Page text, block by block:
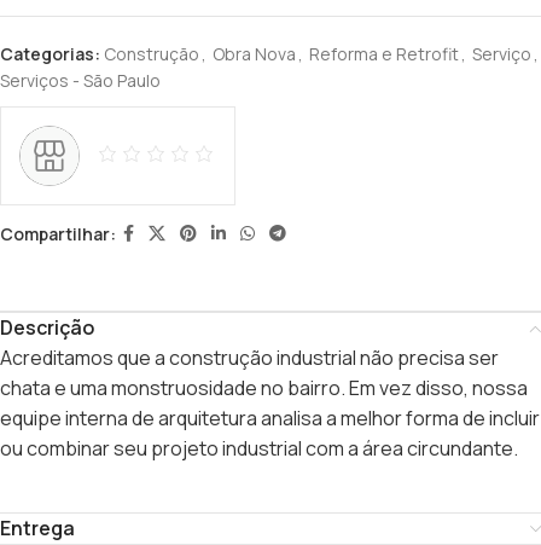
Categorias: Construção , Obra Nova , Reforma e Retrofit, Serviço ,
Serviços - São Paulo
Compartilhar:
Descrição
Acreditamos que a construção industrial não precisa ser
chata e uma monstruosidade no bairro. Em vez disso, nossa
equipe interna de arquitetura analisa a melhor forma de incluir
ou combinar seu projeto industrial com a área circundante.
Entrega